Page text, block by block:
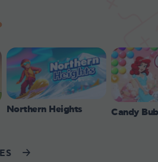
Northern Heights Candy